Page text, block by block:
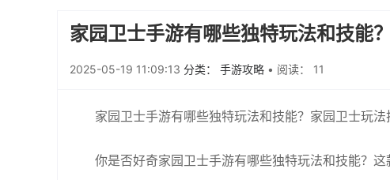
家园卫士手游有哪些独特玩法和技能？
2025-05-19 11:09:13 分类： 手游攻略 • 阅读： 11
家园卫士手游有哪些独特玩法和技能？家园卫士玩
你是否好奇家园卫士手游有哪些独特玩法和技能？